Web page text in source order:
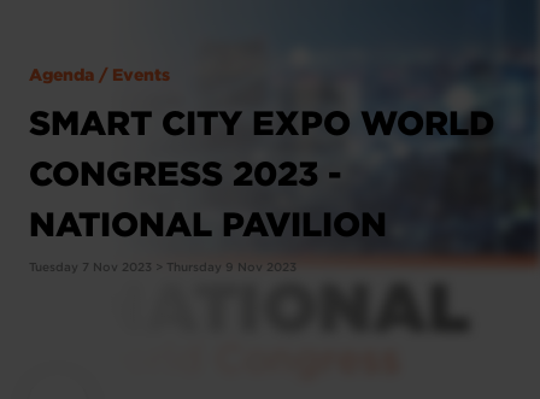
Agenda / Events
SMART CITY EXPO WORLD
CONGRESS 2023 -
NATIONAL PAVILION
Tuesday 7 Nov 2023 > Thursday 9 Nov 2023